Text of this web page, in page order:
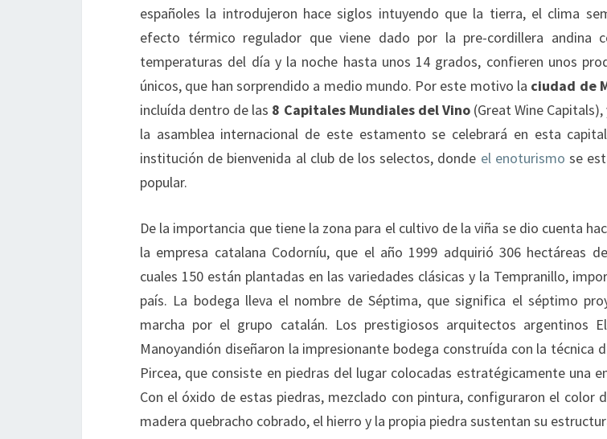
españoles la introdujeron hace siglos intuyendo que la tierra, el clima
efecto térmico regulador que viene dado por la pre-cordillera andina
temperaturas del día y la noche hasta unos 14 grados, confieren unos
únicos, que han sorprendido a medio mundo. Por este motivo la ciudad de
incluída dentro de las 8 Capitales Mundiales del Vino(Great Wine
la asamblea internacional de este estamento se celebrará en esta
institución de bienvenida al club de los selectos, donde el enoturismo se
popular.
De la importancia que tiene la zona para el cultivo de la viña se dio cuenta
la empresa catalana Codorníu, que el año 1999 adquirió 306 hectáreas
cuales 150 están plantadas en las variedades clásicas y la Tempranillo,
país. La bodega lleva el nombre de Séptima, que significa el séptimo
marcha por el grupo catalán. Los prestigiosos arquitectos argentinos
Manoyandión diseñaron la impresionante bodega construída con la técnica
Pircea, que consiste en piedras del lugar colocadas estratégicamente una
Con el óxido de estas piedras, mezclado con pintura, configuraron el color
madera quebracho cobrado, el hierro y la propia piedra sustentan su